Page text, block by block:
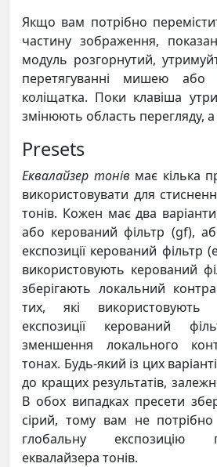
Якщо вам потрібно
частину зображення,
модуль розгорнутий,
перетягуванні мишею або
коліщатка. Поки клавіша
змінюють область перегляду,
Presets
Еквалайзер тонівмає кілька
використовувати для
тонів. Кожен має два
або керований фільтр (gf),
експозиції керований фільтр
використовують керований
зберігають локальний
тих, які використовують
експозиції керований
зменшення локального
тонах. Будь-який із цих
до кращих результатів,
В обох випадках пресети
сірий, тому вам не
глобальну експозицію
еквалайзера тонів.